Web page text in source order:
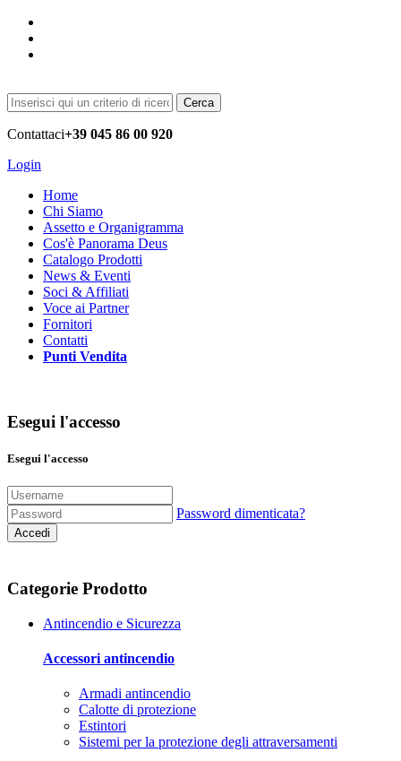
Cerca
Contattaci+39 045 86 00 920
Login
Home
Chi Siamo
Assetto e Organigramma
Cos'è Panorama Deus
Catalogo Prodotti
News & Eventi
Soci & Affiliati
Voce ai Partner
Fornitori
Contatti
Punti Vendita
Esegui l'accesso
Esegui l'accesso
Password dimenticata?
Accedi
Categorie Prodotto
Antincendio e Sicurezza
Accessori antincendio
Armadi antincendio
Calotte di protezione
Estintori
Sistemi per la protezione degli attraversamenti